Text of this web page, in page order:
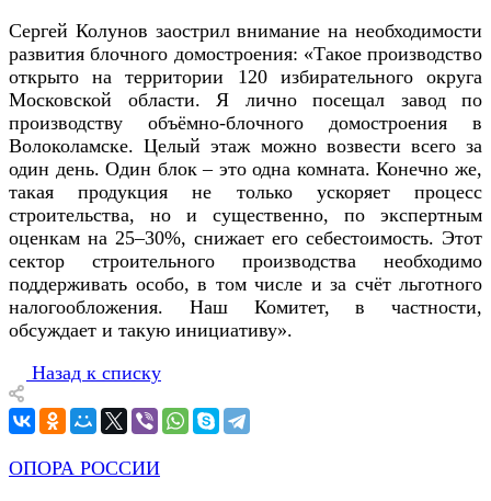
Сергей Колунов заострил внимание на необходимости
развития блочного домостроения: «Такое производство
открыто на территории 120 избирательного округа
Московской области. Я лично посещал завод по
производству объёмно-блочного домостроения в
Волоколамске. Целый этаж можно возвести всего за
один день. Один блок – это одна комната. Конечно же,
такая продукция не только ускоряет процесс
строительства, но и существенно, по экспертным
оценкам на 25–30%, снижает его себестоимость. Этот
сектор строительного производства необходимо
поддерживать особо, в том числе и за счёт льготного
налогообложения. Наш Комитет, в частности,
обсуждает и такую инициативу».
Назад к списку
ОПОРА РОССИИ